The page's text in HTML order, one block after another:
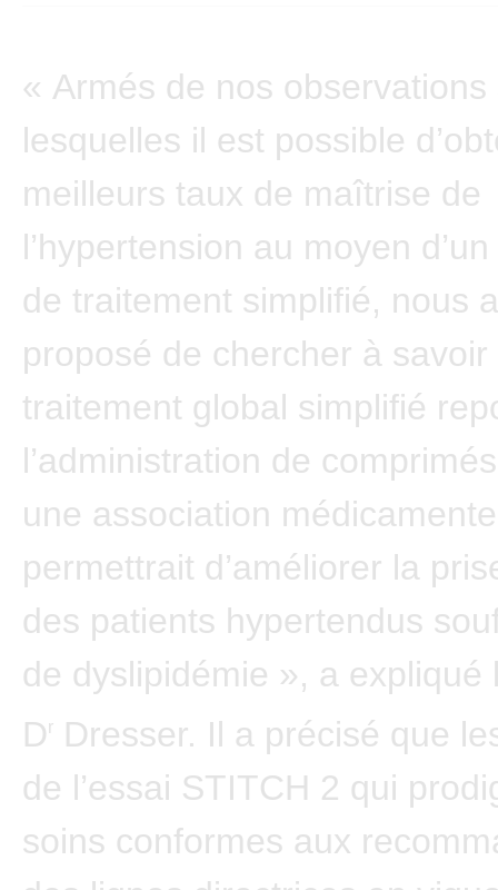
« Armés de nos observations
lesquelles il est possible
meilleurs taux de maîtrise de
l’hypertension au moyen
de traitement simplifié, nous
proposé de chercher à savoir
traitement global simplifié
l’administration de
une association
permettrait d’améliorer la
des patients hypertendus
de dyslipidémie », a expliqué
Dr
Dresser. Il a précisé que
de l’essai STITCH 2 qui
soins conformes aux